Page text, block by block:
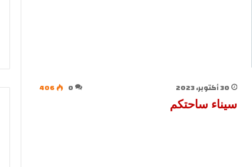
30 أكتوبر، 2023 0
406
سيناء ساحتكم